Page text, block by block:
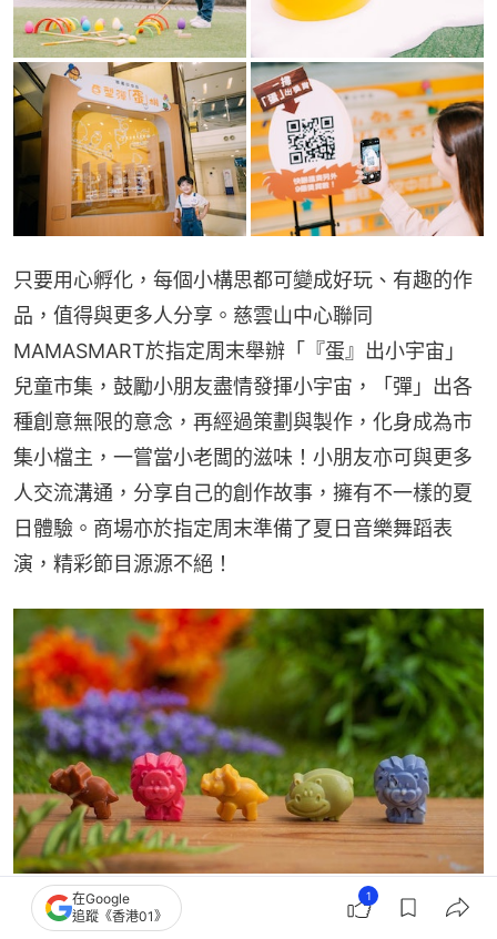
只要用心孵化，每個小構思都可變成好玩、有趣的作
品，值得與更多人分享。慈雲山中心聯同
MAMASMART於指定周末舉辦「『蛋』出小宇宙」
兒童市集，鼓勵小朋友盡情發揮小宇宙，「彈」出各
種創意無限的意念，再經過策劃與製作，化身成為市
集小檔主，一嘗當小老闆的滋味！小朋友亦可與更多
人交流溝通，分享自己的創作故事，擁有不一樣的夏
日體驗。商場亦於指定周末準備了夏日音樂舞蹈表
演，精彩節目源源不絕！
在Google
追蹤《香港01》
1